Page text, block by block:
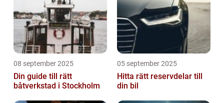
08 september 2025
Din guide till rätt
båtverkstad i Stockholm
05 september 2025
Hitta rätt reservdelar till
din bil